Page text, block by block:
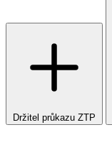
Držitel průkazu ZTP